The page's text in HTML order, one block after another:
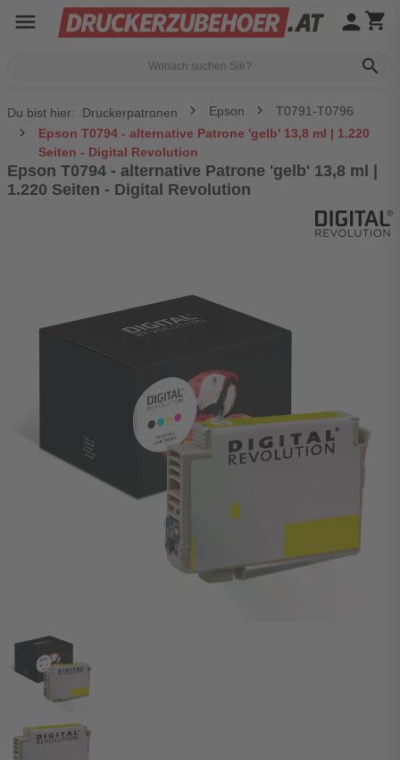
menu
search
person shopping_cart
Du bist hier: Druckerpatronen Epson
T0791-T0796
Epson T0794 - alternative Patrone 'gelb' 13,8 ml | 1.220
Seiten - Digital Revolution
Epson T0794 - alternative Patrone 'gelb' 13,8 ml |
1.220 Seiten - Digital Revolution